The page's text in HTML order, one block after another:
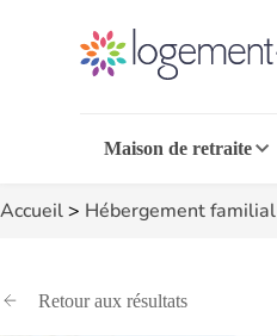
Maison de retraite
Accueil> Hébergement familial
Retour aux résultats